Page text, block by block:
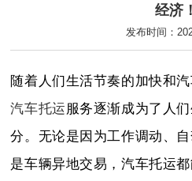
经济！
发布时间：
随着人们生活节奏的加快和
汽车托运服务逐渐成为了人
分。 无论是因为工作调动、
是车辆异地交易，汽车托运